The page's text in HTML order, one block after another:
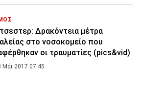
Δρακόντεια μέτρα
στο νοσοκομείο που
οι τραυματίες (pics&vid)
Μάι 2017 07:45